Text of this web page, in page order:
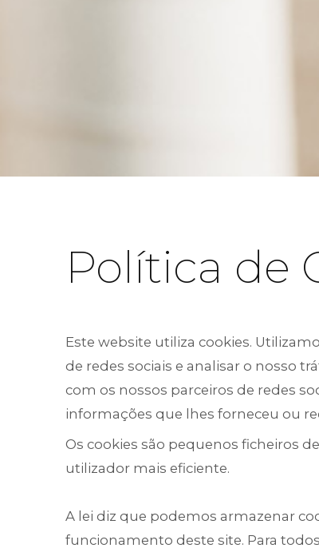
Política de
Este website utiliza cookies.
de redes sociais e analisar o nosso
com os nossos parceiros de redes
informações que lhes forneceu ou
Os cookies são pequenos ficheiros
utilizador mais eficiente.
A lei diz que podemos armazenar
funcionamento deste site. Para